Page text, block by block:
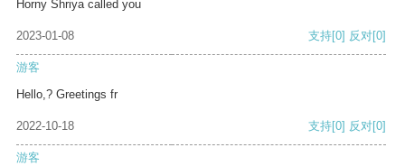
Horny Shriya called you
2023-01-08 支持[0] 反对[0]
游客
Hello,? Greetings fr
2022-10-18 支持[0] 反对[0]
游客